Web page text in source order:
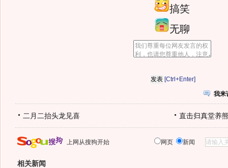
搞笑
无聊
[Ctrl+Enter]
我来
二月二抬头龙见喜 直击归真堂养
上网从搜狗开始 网页 新闻
相关新闻